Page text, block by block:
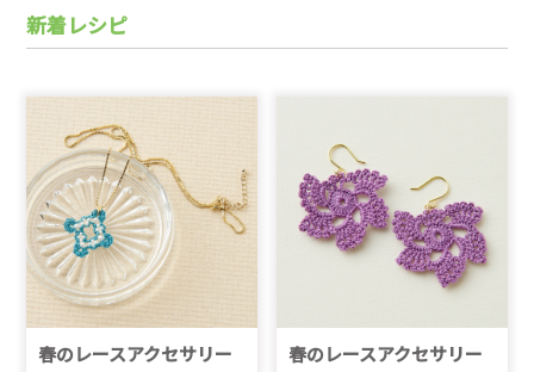
新着レシピ
春のレースアクセサリー
春のレースアクセサリー